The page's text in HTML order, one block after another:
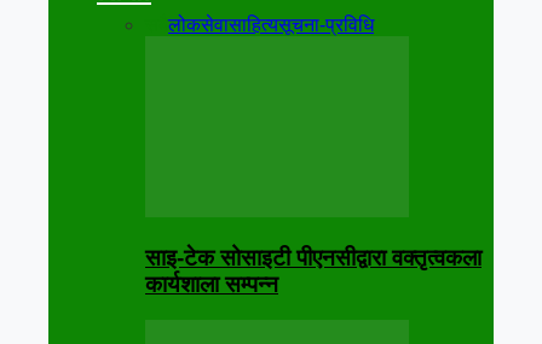
सबैलोकसेवासाहित्यसूचना-प्रविधि
साइ-टेक सोसाइटी पीएनसीद्वारा वक्तृत्वकला
कार्यशाला सम्पन्न